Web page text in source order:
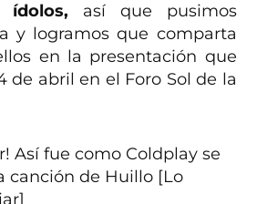
así que pusimos
y logramos que comparta
en la presentación que
de abril en el Foro Sol de la